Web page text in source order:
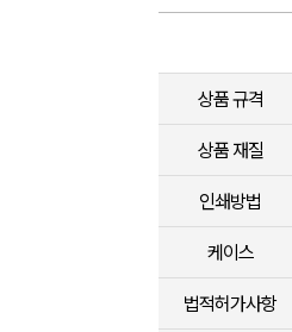
상품 규격
상품 재질
인쇄방법
케이스
법적허가사항